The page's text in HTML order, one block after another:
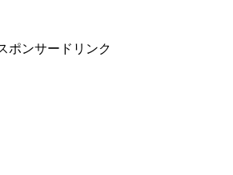
ポンサードリンク